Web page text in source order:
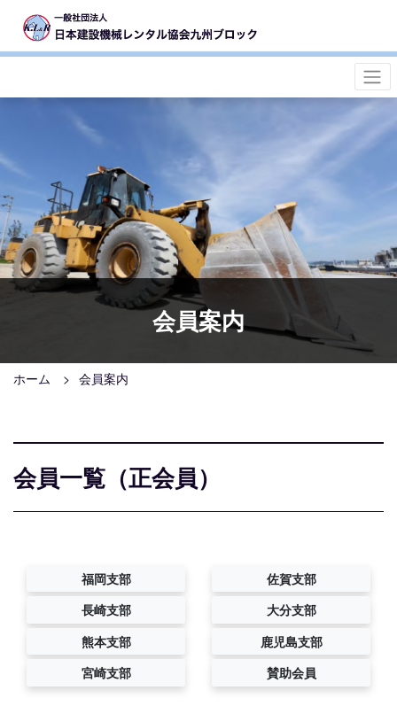
会員案内
ホーム 会員案内
会員一覧（正会員）
福岡支部
佐賀支部
長崎支部
大分支部
熊本支部
鹿児島支部
宮崎支部
賛助会員